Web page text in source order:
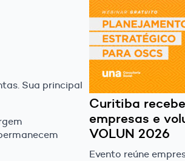
Sua principal
Curitiba
empresas e
VOLUN 2026
Evento reúne